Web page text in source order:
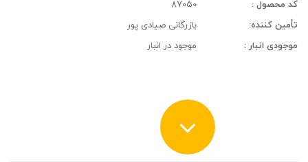
کد محصول :
87050
تأمین کننده:
بازرگانی صیادی پور
موجودی انبار :
موجود در انبار